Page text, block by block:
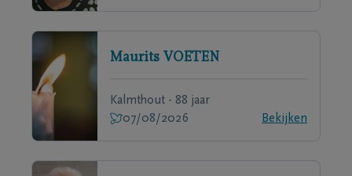
Maurits VOETEN
Kalmthout - 88 jaar
07/08/2026
Bekijken